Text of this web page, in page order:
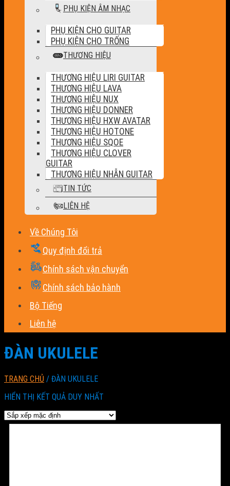
PHỤ KIỆN ÂM NHẠC
PHỤ KIỆN CHO GUITAR
PHỤ KIỆN CHO TRỐNG
THƯƠNG HIỆU
THƯƠNG HIỆU LIRI GUITAR
THƯƠNG HIỆU LAVA
THƯƠNG HIỆU NUX
THƯƠNG HIỆU DONNER
THƯƠNG HIỆU HXW AVATAR
THƯƠNG HIỆU HOTONE
THƯƠNG HIỆU SQOE
THƯƠNG HIỆU CLOVER
GUITAR
THƯƠNG HIỆU NHẪN GUITAR
TIN TỨC
LIÊN HỆ
Về Chúng Tôi
Quy định đổi trả
Chính sách vận chuyển
Chính sách bảo hành
Bộ Tiếng
Liên hệ
ĐÀN UKULELE
TRANG CHỦ / ĐÀN UKULELE
HIỂN THỊ KẾT QUẢ DUY NHẤT